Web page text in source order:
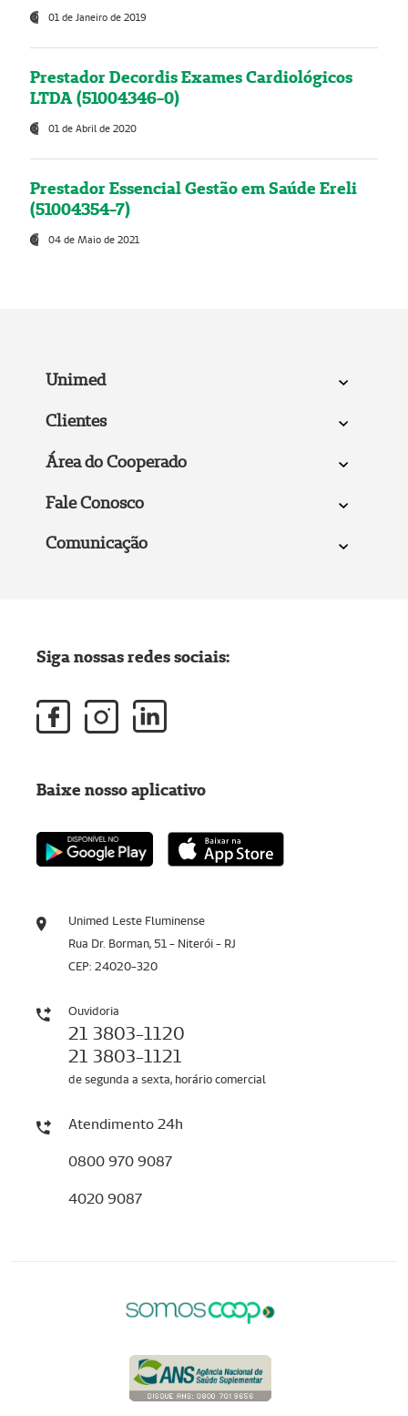
01 de Janeiro de 2019
Prestador Decordis Exames Cardiológicos
LTDA (51004346-0)
01 de Abril de 2020
Prestador Essencial Gestão em Saúde Ereli
(51004354-7)
04 de Maio de 2021
Unimed
Clientes
Área do Cooperado
Fale Conosco
Comunicação
Unimed Leste Fluminense
Rua Dr. Borman, 51 - Niterói - RJ
CEP: 24020-320
Ouvidoria
21 3803-1120
21 3803-1121
de segunda a sexta, horário comercial
Atendimento 24h
0800 970 9087
4020 9087
Siga nossas redes sociais:
Baixe nosso aplicativo